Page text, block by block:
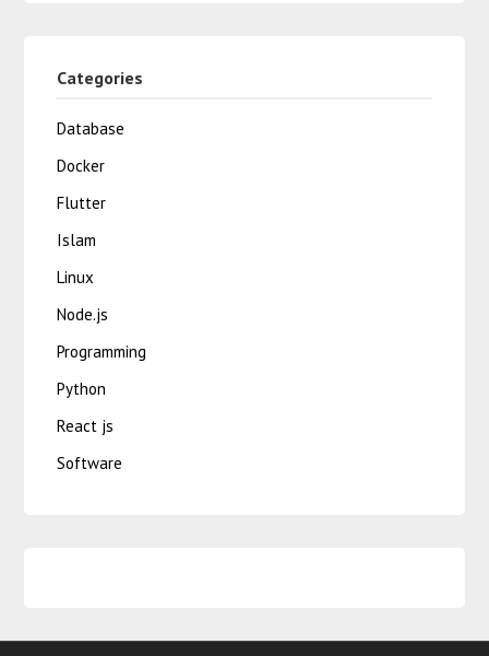
Categories
Database
Docker
Flutter
Islam
Linux
Node.js
Programming
Python
React js
Software